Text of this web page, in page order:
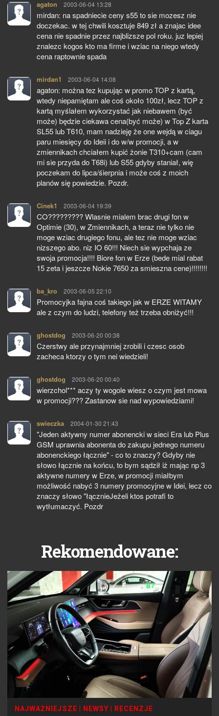
agaton pisze:
2003-06-04 13:28
mirdan: na spadniecie ceny s55 to sie mozesz nie
doczekac. w tej chwili kosztuje 849 zł a znajac idee
cena nie spadnie przez najblizsze pol roku. juz lepiej
znalezc kogos kto ma firme i wziac na niego wtedy
cena raptownie spada
mirdan1 pisze:
2003-06-04 14:08
agaton: można tez kupując w promo TOP z kartą,
wtedy niepamiętam ale coś około 100zł, lecz TOP z
kartą myślałem wykorzystać jak niebawem (być
może) będzie ciekawa cena(być może) w Top Z karta
SL55 lub T610, mam nadzieję że one wejdą w ciagu
paru miesięcy do Ideii i do w/w promocji, a w
zmiennikach chciałem kupić żonie T310+cam (cam
mi sie przyda do T68i) lub S55 gdyby staniał, wię
poczekam do lipca/śierpnia i może coś z moich
planów się powiedzie. Pozdr.
Cinek1 pisze:
2003-06-04 19:39
CO????????? Wlasnie mialem brac drugi fon w
Optimie (30), w Zmiennikach, a teraz nie tylko nie
moge wziac drugiego fonu, ale tez nie moge wziac
nizszego abo. niz IO 60!!! Niech sie wypchaja ze
swoja promocja!!!! Biore fon w Erze (bede mial rabat
15 zeta i jeszcze Nokie 7650 za smieszna cene)!!!!!!!!
ba_kro pisze:
2003-06-05 22:10
Promocyjka fajna coś takiego jak w ERZE WITAMY
ale z czym do ludzi, telefony też trzeba obniżyć!!!
ghostdog pisze:
2003-06-20 00:38
Czerstwy ale przynajmniej zrobili i czesc osob
zacheca ktorzy o tym nei wiedzieli!
ghostdog pisze:
2003-06-20 00:40
wierzchol*** aczy ty wogole wiesz o czym jest mowa
w promocji??? Zastanow sie nad wypowiedziami!
swieczka pisze:
2004-01-30 21:43
"Jeden aktywny numer abonencki w sieci Era lub Plus
GSM uprawnia abonenta do zakupu jednego numeru
abonenckiego łącznie" - co to znaczy? Gdyby nie
słowo łącznie na końcu, to bym sądził iż mając np 3
aktywne numery w Erze, w promocji miałbym
możliwość nabyć 3 numery promocyjne w Idei, lecz co
znaczy słowo "łącznieJeżeli ktos potrafi to
wytłumaczyć. Pozdr
Rekomendowane:
NAJWAŻNIEJSZE NEWSY
RECENZJE